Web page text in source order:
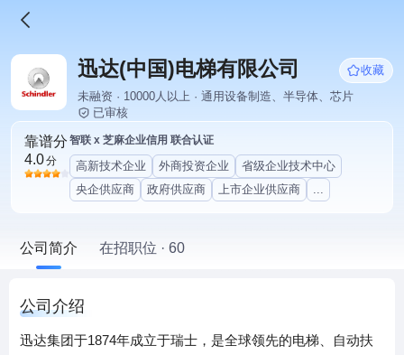
迅达(中国)电梯有限公司
收藏
未融资 · 10000人以上 · 通用设备制造、半导体、芯片
已审核
靠谱分
4.0分
智联 x 芝麻企业信用 联合认证
高新技术企业 外商投资企业
省级企业技术中心
央企供应商
政府供应商 上市企业供应商 ...
公司简介 在招职位 · 60
公司介绍
迅达集团于1874年成立于瑞士，是全球领先的电梯、自动扶